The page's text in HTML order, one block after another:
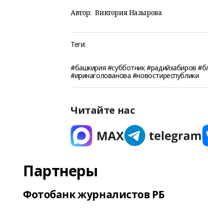
Автор: Виктория Назырова
Теги:
#башкирия #субботник #радийхабиров
#иринаголованова #новостиреспублики
Читайте нас
Партнеры
Фотобанк журналистов РБ